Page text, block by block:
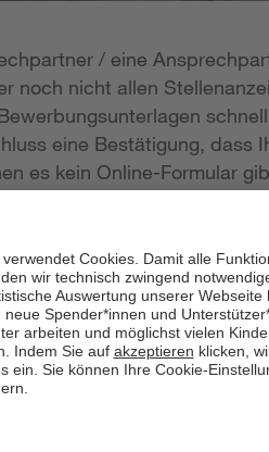
/ eine
noch nicht allen
eine Bestätigung, dass
es kein Online-Formular
lassen; die E-Mail-
nehmen wir weiterhin
Ihrer Person, Ihren